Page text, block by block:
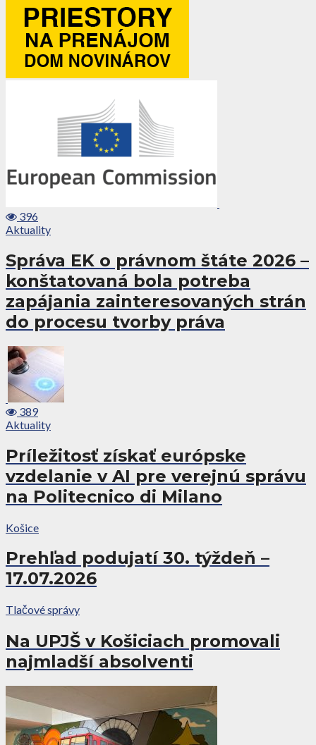
396
Aktuality
Správa EK o právnom štáte 2026 –
konštatovaná bola potreba
zapájania zainteresovaných strán
do procesu tvorby práva
389
Aktuality
Príležitosť získať európske
vzdelanie v AI pre verejnú správu
na Politecnico di Milano
Košice
Prehľad podujatí 30. týždeň –
17.07.2026
Tlačové správy
Na UPJŠ v Košiciach promovali
najmladší absolventi